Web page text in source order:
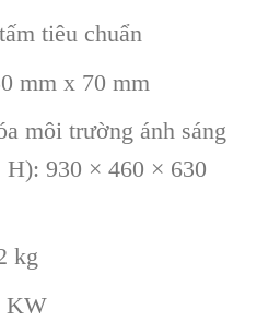
tiêu chuẩn
mm x 70 mm
môi trường ánh sáng
930 × 460 × 630
kg
KW